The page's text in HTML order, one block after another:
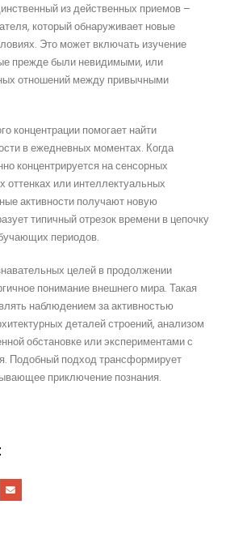
из действенных приемов –
который обнаруживает новые
Это может включать изучение
прежде были невидимыми, или
отношений между привычными
концентрации помогает найти
в ежедневных моментах. Когда
концентрируется на сенсорных
или интеллектуальных
активности получают новую
типичный отрезок времени в цепочку
периодов.
целей в продолжении
понимание внешнего мира. Такая
наблюдением за активностью
деталей строений, анализом
обстановке или экспериментами с
Подобный подход трансформирует
приключение познания.